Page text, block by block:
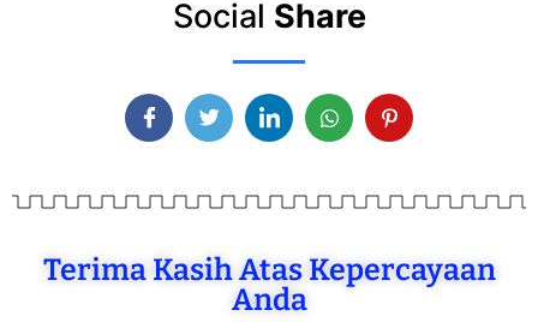
Social Share
Terima Kasih Atas Kepercayaan
Anda